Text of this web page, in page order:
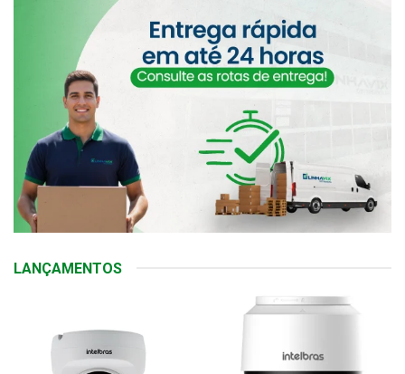
LANÇAMENTOS